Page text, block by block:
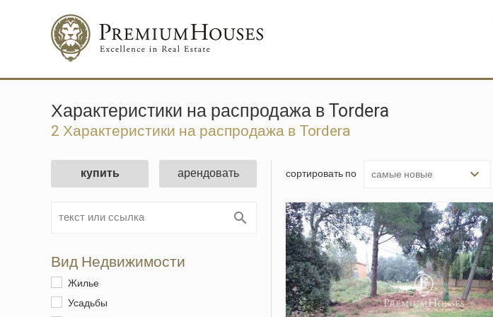
Характеристики на распродажа в Tordera
2 Характеристики на распродажа в Tordera
купить арендовать
Вид Недвижимости
Жилье
Усадьбы
сортировать по